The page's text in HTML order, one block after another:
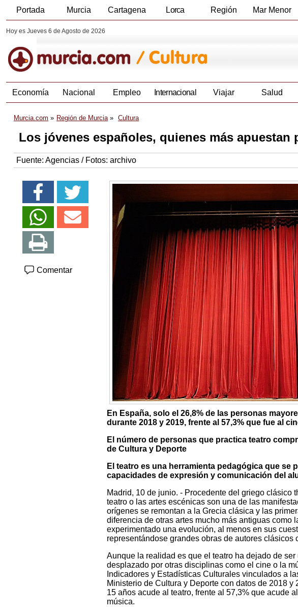
Portada Murcia Cartagena Lorca Región Mar Menor
Hoy es Jueves 6 de Agosto de 2026
Economía Nacional Empleo Internacional Viajar Salud
Murcia.com Región de Murcia Cultura
Los jóvenes españoles, quienes más apuestan
Fuente: Agencias / Fotos: archivo
Comentar
En España, solo el 26,8% de las personas
durante 2018 y 2019, frente al 57,3% que fue al
El número de personas que practica teatro
de Cultura y Deporte
El teatro es una herramienta pedagógica que se
capacidades de expresión y comunicación del
Madrid, 10 de junio. - Procedente del griego clásico
teatro o las artes escénicas son una de las
orígenes se remontan a la Grecia clásica y las
diferencia de otras artes mucho más antiguas como
experimentado una evolución, al menos en sus
representándose grandes obras de autores clásicos
Aunque la realidad es que el teatro ha dejado de
desplazado por otras disciplinas como el cine o la
Indicadores y Estadísticas Culturales vinculados a
Ministerio de Cultura y Deporte con datos de 2018
15 años acude al teatro, frente al 57,3% que acude
música.